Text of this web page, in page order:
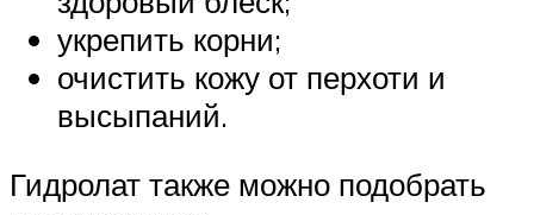
укрепить корни;
очистить кожу от перхоти и
высыпаний.
Гидролат также можно подобрать